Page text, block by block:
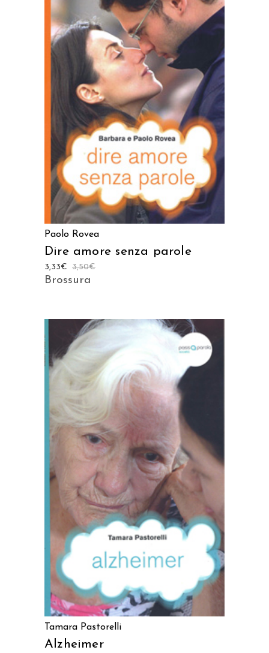
AGGIUNGI AL CARRELLO
Paolo Rovea
Dire amore senza parole
3,50€
3,33€
Brossura
AGGIUNGI AL CARRELLO
Tamara Pastorelli
Alzheimer